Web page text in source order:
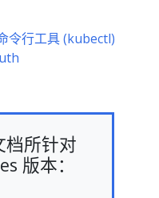
令行工具 (kubectl)
档所针对
版本：